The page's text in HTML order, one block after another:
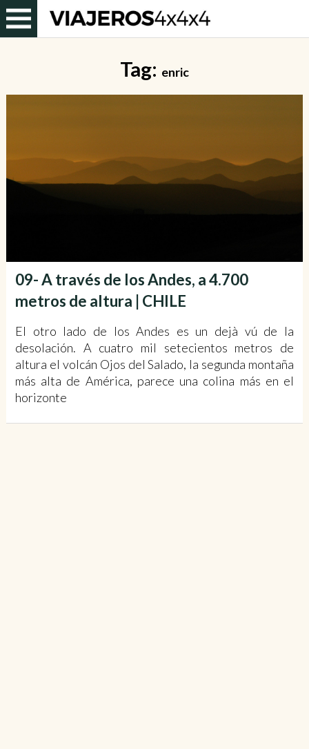
Tag: enric
09- A través de los Andes, a 4.700
metros de altura | CHILE
El otro lado de los Andes es un dejà vú de la
desolación. A cuatro mil setecientos metros de
altura el volcán Ojos del Salado, la segunda montaña
más alta de América, parece una colina más en el
horizonte